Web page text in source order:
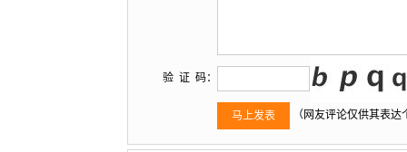
验 证 码：
（网友评论仅供其表